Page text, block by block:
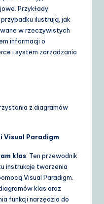
Przykłady
ilustrują, jak
w rzeczywistych
informacji o
i system zarządzania
z diagramów
Visual Paradigm:
klas: Ten przewodnik
instrukcje tworzenia
Visual Paradigm.
klas oraz
funkcji narzędzia do